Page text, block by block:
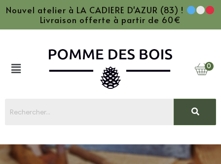
Nouvel atelier à LA CADIERE D'AZUR (83) !
Livraison offerte à partir de 60€
0